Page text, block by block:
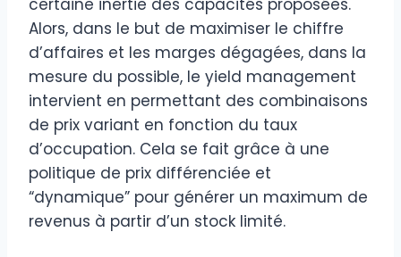
Alors, dans le but de maximiser le chiffre
d’affaires et les marges dégagées, dans la
mesure du possible, le yield management
intervient en permettant des combinaisons
de prix variant en fonction du taux
d’occupation. Cela se fait grâce à une
politique de prix différenciée et
“dynamique” pour générer un maximum de
revenus à partir d’un stock limité.